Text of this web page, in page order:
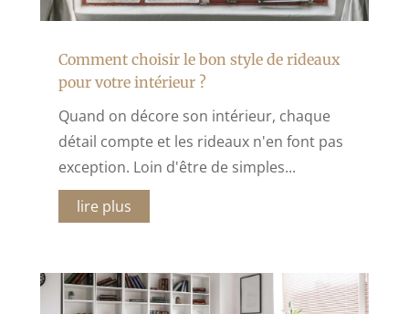
Comment choisir le bon style de rideaux
pour votre intérieur ?
Quand on décore son intérieur, chaque
détail compte et les rideaux n'en font pas
exception. Loin d'être de simples...
lire plus